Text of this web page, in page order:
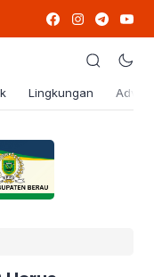
Lingkungan